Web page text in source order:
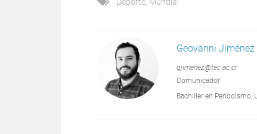
Deporte, Mundial
Geovanni
gjimenez@tec.ac.cr
Comunicador
Bachiller en Periodismo,